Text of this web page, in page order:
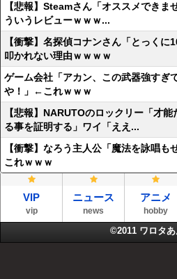
【悲報】Steamさん「オススメでき
ういうレビューｗｗｗ...
【衝撃】名探偵コナンさん「とっく
叩かれない理由ｗｗｗｗ
ゲーム会社「アカン、この武器強す
や！」←これｗｗｗ
【悲報】NARUTOのロックリー「才
る事を証明する」ワイ「ええ...
【衝撃】なろう主人公「魔法を詠唱
これｗｗｗ
VIP
vip
ニュース
news
アニメ
hobby
©2011 ワロタ